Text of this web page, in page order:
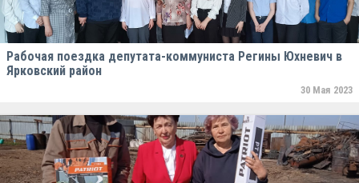
Рабочая поездка депутата-коммуниста Регины Юхневич в
Ярковский район
30 Мая 2023